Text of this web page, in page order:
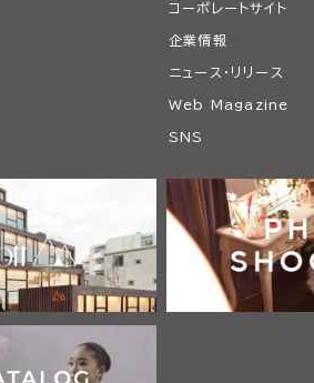
コーポレートサイト
企業情報
ニュース・リリース
Web Magazine
SNS